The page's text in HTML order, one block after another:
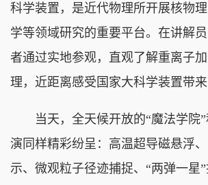
科学装置，是近代物理所开展核物
学等领域研究的重要平台。在讲解
者通过实地参观，直观了解重离子
理，近距离感受国家大科学装置带来
当天，全天候开放的“魔法学院”
演同样精彩纷呈：高温超导磁悬浮
示、微观粒子径迹捕捉、“两弹一星